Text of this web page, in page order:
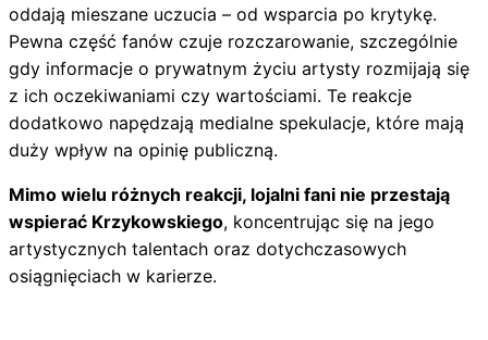
oddają mieszane uczucia – od wsparcia po krytykę.
Pewna część fanów czuje rozczarowanie, szczególnie
gdy informacje o prywatnym życiu artysty rozmijają się
z ich oczekiwaniami czy wartościami. Te reakcje
dodatkowo napędzają medialne spekulacje, które mają
duży wpływ na opinię publiczną.
Mimo wielu różnych reakcji, lojalni fani nie przestają
wspierać Krzykowskiego, koncentrując się na jego
artystycznych talentach oraz dotychczasowych
osiągnięciach w karierze.